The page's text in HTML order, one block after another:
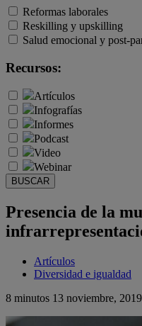
Reformas laborales
Reskilling y upskilling
Salud emocional y post-
Recursos:
Artículos
Infografías
Informes
Podcast
Video
Webinar
BUSCAR
Presencia de la
Artículos
Diversidad e igualdad
8 minutos 13 noviembre, 2019